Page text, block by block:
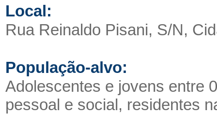
Local:
Rua Reinaldo Pisani, S/N,
População-alvo:
Adolescentes e jovens entre
pessoal e social, residentes